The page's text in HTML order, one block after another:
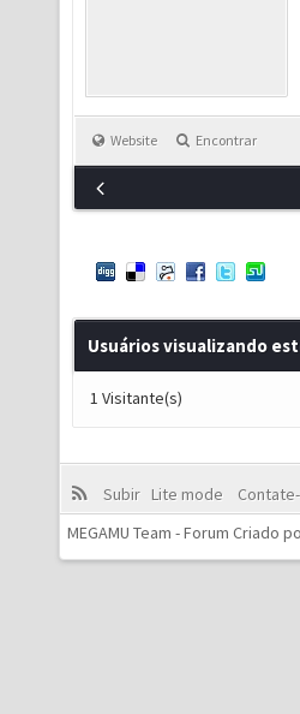
Website Encontrar
Usuários visualizando
1 Visitante(s)
Subir Lite mode
MEGAMU Team - Forum Criado